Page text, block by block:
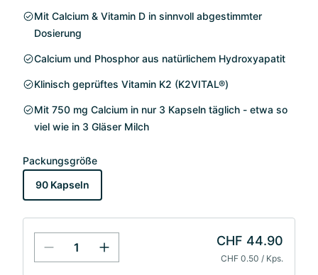
Mit Calcium & Vitamin D in sinnvoll abgestimmter
Dosierung
Calcium und Phosphor aus natürlichem Hydroxyapatit
Klinisch geprüftes Vitamin K2 (K2VITAL®)
Mit 750 mg Calcium in nur 3 Kapseln täglich - etwa so
viel wie in 3 Gläser Milch
Packungsgröße
90 Kapseln
CHF 44.90
CHF 0.50 / Kps.